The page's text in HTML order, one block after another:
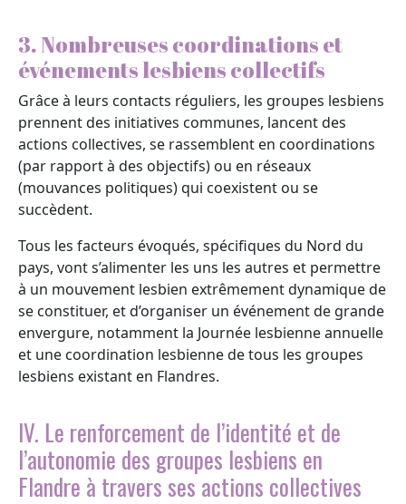
3. Nombreuses coordinations et
événements lesbiens collectifs
Grâce à leurs contacts réguliers, les groupes lesbiens
prennent des initiatives communes, lancent des
actions collectives, se rassemblent en coordinations
(par rapport à des objectifs) ou en réseaux
(mouvances politiques) qui coexistent ou se
succèdent.
Tous les facteurs évoqués, spécifiques du Nord du
pays, vont s’alimenter les uns les autres et permettre
à un mouvement lesbien extrêmement dynamique de
se constituer, et d’organiser un événement de grande
envergure, notamment la Journée lesbienne annuelle
et une coordination lesbienne de tous les groupes
lesbiens existant en Flandres.
IV. Le renforcement de l’identité et de
l’autonomie des groupes lesbiens en
Flandre à travers ses actions collectives